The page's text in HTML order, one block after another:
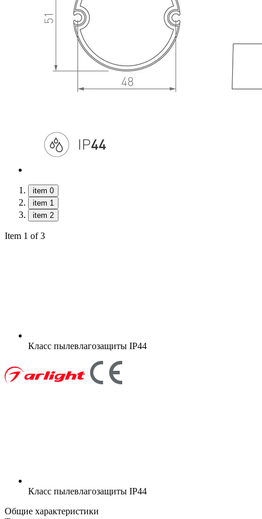
item 0
item 1
item 2
Item 1 of 3
Класс пылевлагозащиты IP44
Класс пылевлагозащиты IP44
Общие характеристики